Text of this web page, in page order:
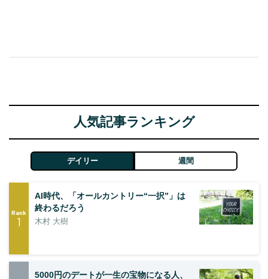
人気記事ランキング
デイリー 週間
Rank
1
AI時代、「オールカントリー“一択”」は
終わるだろう
木村 大樹
5000円のデートが一生の宝物になる人、